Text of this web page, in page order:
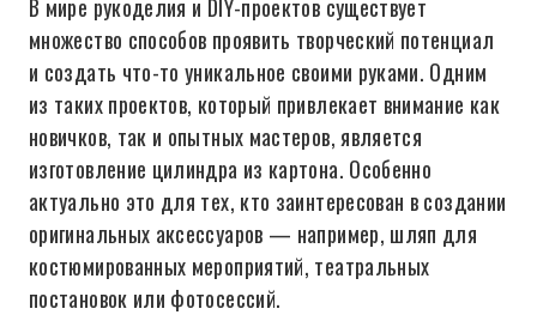
В мире рукоделия и DIY-проектов существует
множество способов проявить творческий потенциал
и создать что-то уникальное своими руками. Одним
из таких проектов, который привлекает внимание как
новичков, так и опытных мастеров, является
изготовление цилиндра из картона. Особенно
актуально это для тех, кто заинтересован в создании
оригинальных аксессуаров — например, шляп для
костюмированных мероприятий, театральных
постановок или фотосессий.